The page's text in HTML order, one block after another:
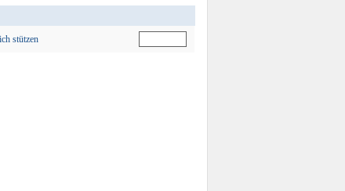
stützen